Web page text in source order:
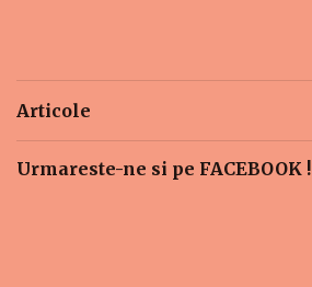
Articole
Urmareste-ne si pe FACEBOOK !